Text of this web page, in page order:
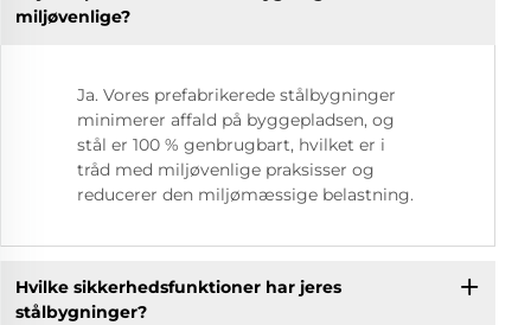
miljøvenlige?
Ja. Vores prefabrikerede stålbygninger
minimerer affald på byggepladsen, og
stål er 100 % genbrugbart, hvilket er i
tråd med miljøvenlige praksisser og
reducerer den miljømæssige belastning.
Hvilke sikkerhedsfunktioner har jeres
stålbygninger?